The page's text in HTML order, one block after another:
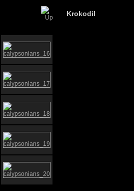
Krokodil